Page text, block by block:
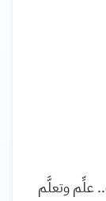
علِّم وتعلَّم